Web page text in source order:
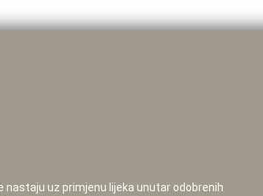
nastaju uz primjenu lijeka unutar odobrenih